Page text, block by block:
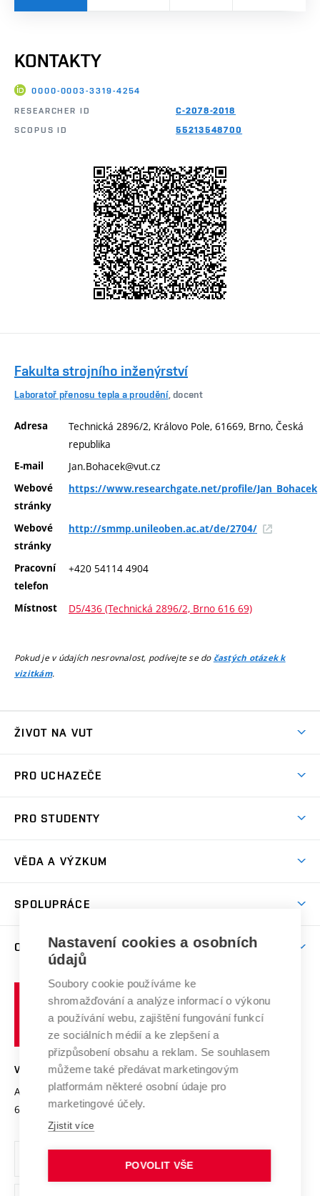
KONTAKTY
0000-0003-3319-4254
RESEARCHER ID
C-2078-2018
SCOPUS ID
55213548700
Fakulta strojního inženýrství
Laboratoř přenosu tepla a proudění, docent
Adresa
Technická 2896/2, Královo Pole, 61669, Brno, Česká
republika
E-mail Jan.Bohacek@vut.cz
Webové
stránky
https://www.researchgate.net/profile/Jan_Bohacek
Webové
stránky
http://smmp.unileoben.ac.at/de/2704/
Pracovní
telefon
+420 54114 4904
Místnost D5/436 (Technická 2896/2, Brno 616 69)
Pokud je v údajích nesrovnalost, podívejte se do častých otázek k
vizitkám.
ŽIVOT NA VUT
Koleje
Sport na VUT
Brno
PRO UCHAZEČE
Dny otevřených dveří
Celoživotní vzdělávání
E-přihláška
PRO STUDENTY
Harmonogram akademického roku
Závěrečné práce
Doktorské studium
Zpracování osobních údajů studentů
Sociální bezpečí
Studium bez bariér
Podpora podnikání
VĚDA A VÝZKUM
Mezinárodní vědecká rada
Systém zajišťování kvality výzkumu
Výzkumné infrastruktury
Transfer znalostí
Open Science
Projekty
Projekty ze strukturálních fondů
Specifický výzkum
SPOLUPRÁCE
Zahraniční spolupráce
Spolupráce se školami
Služby univerzity
Mezinárodní dohody
Univerzitní sítě
O UNIVERZITĚ
Profil univerzity
Udržitelná univerzita
Podnikavá univerzita / ContriBUTe
Bezpečná univerzita
Vyznamenání
Organizační struktura
Ochrana osobních údajů
učení
technické
VYSOKÉ UČENÍ TECHNICKÉ V BRNĚ
Antonínská 548/1
602 00 Brno
www.vut.cz
vut@vutbr.cz
Nastavení cookies a osobních
údajů
Soubory cookie používáme ke
shromažďování a analýze informací o výkonu
a používání webu, zajištění fungování funkcí
ze sociálních médií a ke zlepšení a
přizpůsobení obsahu a reklam. Se souhlasem
můžeme také předávat marketingovým
platformám některé osobní údaje pro
marketingové účely.
Zjistit více
POVOLIT VŠE